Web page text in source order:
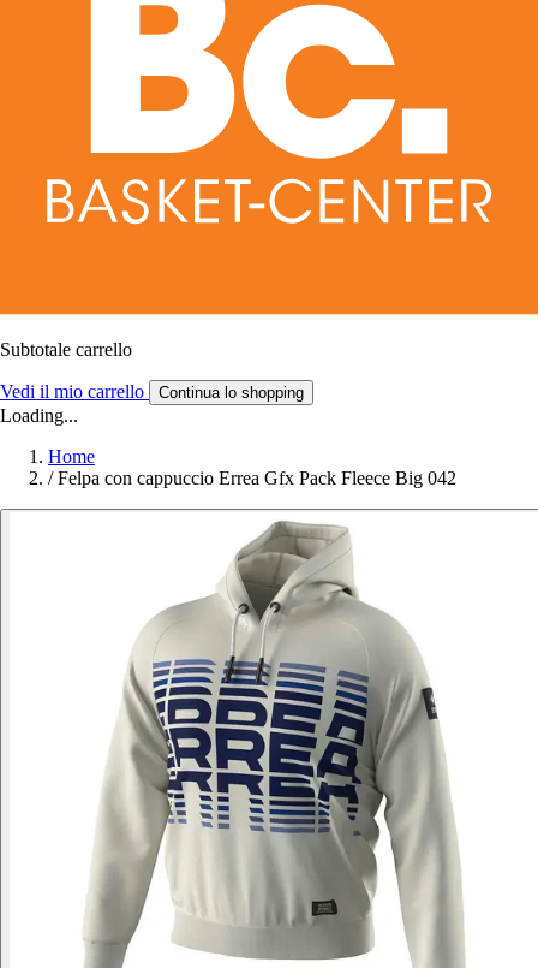
Subtotale carrello
Vedi il mio carrello Continua lo shopping
Loading...
Home
/ Felpa con cappuccio Errea Gfx Pack Fleece Big 042